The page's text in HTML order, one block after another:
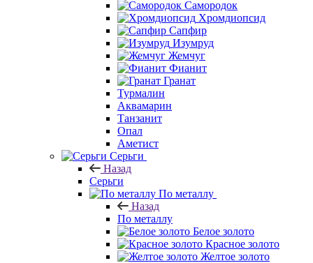
Самородок
Хромдиопсид
Сапфир
Изумруд
Жемчуг
Фианит
Гранат
Турмалин
Аквамарин
Танзанит
Опал
Аметист
Серьги
Назад
Серьги
По металлу
Назад
По металлу
Белое золото
Красное золото
Желтое золото